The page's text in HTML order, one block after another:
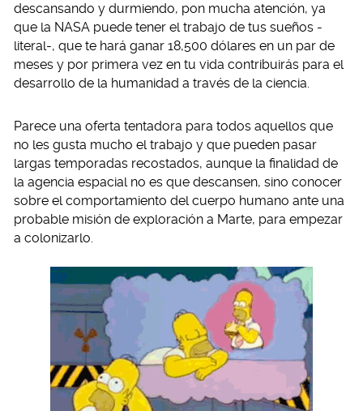
descansando y durmiendo, pon mucha atención, ya
que la NASA puede tener el trabajo de tus sueños -
literal-, que te hará ganar 18,500 dólares en un par de
meses y por primera vez en tu vida contribuirás para el
desarrollo de la humanidad a través de la ciencia.
Parece una oferta tentadora para todos aquellos que
no les gusta mucho el trabajo y que pueden pasar
largas temporadas recostados, aunque la finalidad de
la agencia espacial no es que descansen, sino conocer
sobre el comportamiento del cuerpo humano ante una
probable misión de exploración a Marte, para empezar
a colonizarlo.